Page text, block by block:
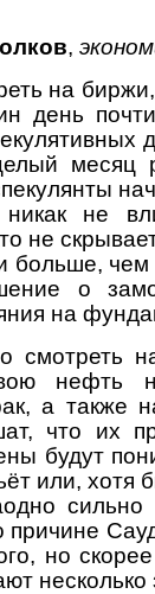
,
на
день
месяц
не
не
больше,
о
на
смотреть
нефть
а также
что их
будут
или, хотя
сильно
причине
но
несколько